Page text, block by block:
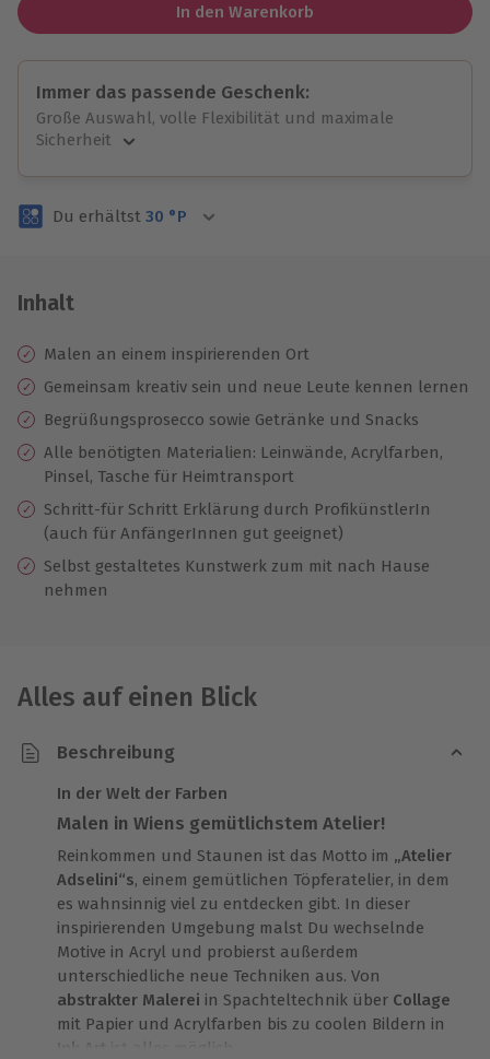
In den Warenkorb
Immer das passende Geschenk:
Große Auswahl, volle Flexibilität und maximale
Sicherheit
Volle Flexibilität
3 Jahre gültig & verlängerbar.
Du erhältst 30 °P
Inhalt
Malen an einem inspirierenden Ort
Gemeinsam kreativ sein und neue Leute kennen lernen
Begrüßungsprosecco sowie Getränke und Snacks
Alle benötigten Materialien: Leinwände, Acrylfarben,
Pinsel, Tasche für Heimtransport
Schritt-für Schritt Erklärung durch ProfikünstlerIn
(auch für AnfängerInnen gut geeignet)
Selbst gestaltetes Kunstwerk zum mit nach Hause
nehmen
Alles auf einen Blick
Beschreibung
In der Welt der Farben
Malen in Wiens gemütlichstem Atelier!
Reinkommen und Staunen ist das Motto im „Atelier
Adselini“s, einem gemütlichen Töpferatelier, in dem
es wahnsinnig viel zu entdecken gibt. In dieser
inspirierenden Umgebung malst Du wechselnde
Motive in Acryl und probierst außerdem
unterschiedliche neue Techniken aus. Von
abstrakter Malerei in Spachteltechnik über Collage
mit Papier und Acrylfarben bis zu coolen Bildern in
Ink Art
ist alles möglich.